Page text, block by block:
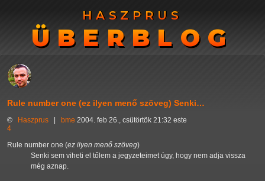
HASZPRUS
ÜBERBLOG
HASZPRUS
ÜBERBLOG
Rule number one (ez ilyen menő szöveg) Senki…
© Haszprus bme 2004. feb 26., csütörtök 21:32 este
4
Rule number one (ez ilyen menő szöveg)
Senki sem viheti el tőlem a jegyzeteimet úgy, hogy nem adja vissza
még aznap.